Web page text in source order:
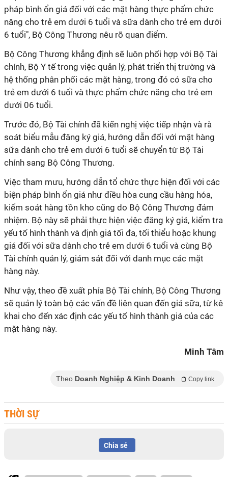
pháp bình ổn giá đối với các mặt hàng thực phẩm chức
năng cho trẻ em dưới 6 tuổi và sữa dành cho trẻ em dưới
6 tuổi", Bộ Công Thương nêu rõ quan điểm.
Bộ Công Thương khẳng định sẽ luôn phối hợp với Bộ Tài
chính, Bộ Y tế trong việc quản lý, phát triển thị trường và
hệ thống phân phối các mặt hàng, trong đó có sữa cho
trẻ em dưới 6 tuổi và thực phẩm chức năng cho trẻ em
dưới 06 tuổi.
Trước đó, Bộ Tài chính đã kiến nghị việc tiếp nhận và rà
soát biểu mẫu đăng ký giá, hướng dẫn đối với mặt hàng
sữa dành cho trẻ em dưới 6 tuổi sẽ chuyển từ Bộ Tài
chính sang Bộ Công Thương.
Việc tham mưu, hướng dẫn tổ chức thực hiện đối với các
biện pháp bình ổn giá như điều hòa cung cầu hàng hóa,
kiểm soát hàng tồn kho cũng do Bộ Công Thương đảm
nhiệm. Bộ này sẽ phải thực hiện việc đăng ký giá, kiểm tra
yếu tố hình thành và định giá tối đa, tối thiểu hoặc khung
giá đối với sữa dành cho trẻ em dưới 6 tuổi và cùng Bộ
Tài chính quản lý, giám sát đối với danh mục các mặt
hàng này.
Như vậy, theo đề xuất phía Bộ Tài chính, Bộ Công Thương
sẽ quản lý toàn bộ các vấn đề liên quan đến giá sữa, từ kê
khai cho đến xác định các yếu tố hình thành giá của các
mặt hàng này.
Minh Tâm
Theo Doanh Nghiệp & Kinh Doanh Copy link
THỜI SỰ
Chia sẻ